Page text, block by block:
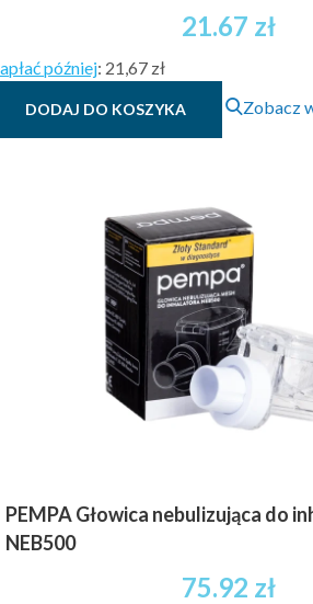
21.67 zł
później: 21,67 zł
DODAJ DO KOSZYKA Zobacz
PEMPA Głowica nebulizująca do
NEB500
75.92 zł